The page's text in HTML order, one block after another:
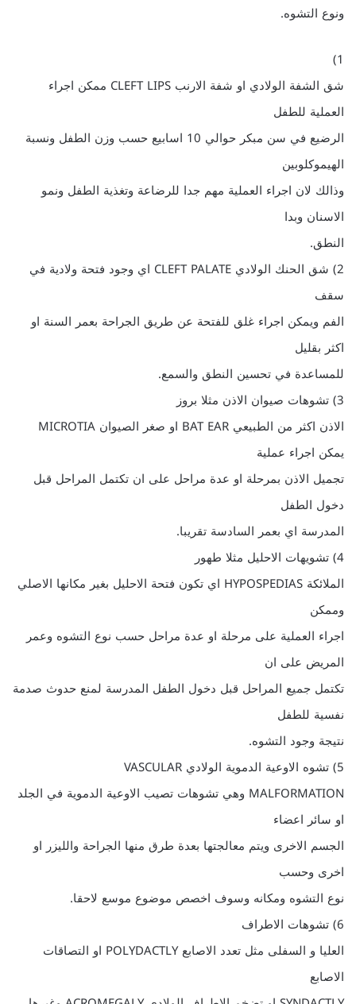
ونوع التشوه.
1)
شق الشفة الولادي او شفة الارنب CLEFT LIPS ممكن اجراء
العملية للطفل
الرضيع في سن مبكر حوالي 10 اسابيع حسب وزن الطفل ونسبة
الهيموكلوبين
وذالك لان اجراء العملية مهم جدا للرضاعة وتغذية الطفل ونمو
الاسنان وبدا
النطق.
2) شق الحنك الولادي CLEFT PALATE اي وجود فتحة ولادية في
سقف
الفم ويمكن اجراء غلق للفتحة عن طريق الجراحة بعمر السنة او
اكثر بقليل
للمساعدة في تحسين النطق والسمع.
3) تشوهات صيوان الاذن مثلا بروز
الاذن اكثر من الطبيعي BAT EAR او صغر الصيوان MICROTIA
يمكن اجراء عملية
تجميل الاذن بمرحلة او عدة مراحل على ان تكتمل المراحل قبل
دخول الطفل
المدرسة اي بعمر السادسة تقريبا.
4) تشويهات الاحليل مثلا طهور
الملائكة HYPOSPEDIAS اي تكون فتحة الاحليل بغير مكانها الاصلي
وممكن
اجراء العملية على مرحلة او عدة مراحل حسب نوع التشوه وعمر
المريض على ان
تكتمل جميع المراحل قبل دخول الطفل المدرسة لمنع حدوث صدمة
نفسية للطفل
نتيجة وجود التشوه.
5) تشوه الاوعية الدموية الولادي VASCULAR
MALFORMATION وهي تشوهات تصيب الاوعية الدموية في الجلد
او سائر اعضاء
الجسم الاخرى ويتم معالجتها بعدة طرق منها الجراحة والليزر او
اخرى وحسب
نوع التشوه ومكانه وسوف اخصص موضوع موسع لاحقا.
6) تشوهات الاطراف
العليا و السفلى مثل تعدد الاصابع POLYDACTLY او التصاقات
الاصابع